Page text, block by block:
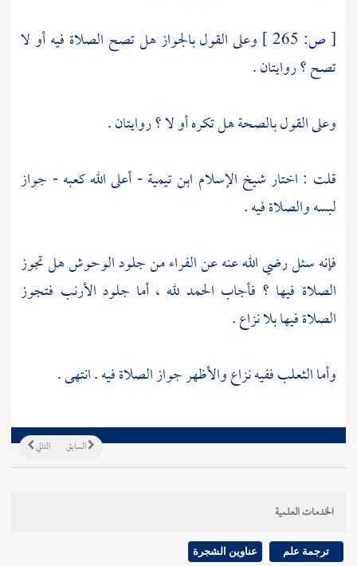
[ص:
وعلى القول بالجواز هل تصح الصلاة فيه أو لا
تصح ؟ روايتان .
وعلى القول بالصحة هل تكره أو لا ؟ روايتان .
قلت : اختار شيخ الإسلام ابن تيمية- أعلى الله كعبه - جواز
لبسه والصلاة فيه .
فإنه سئل رضي الله عنه عن الفراء من جلود الوحوش هل تجوز
الصلاة فيها ؟ فأجاب الحمد لله ، أما جلود الأرنب فتجوز
الصلاة فيها بلا نزاع .
وأما الثعلب ففيه نزاع والأظهر جواز الصلاة فيه . انتهى .
التالي السابق
الخدمات العلمية
ترجمة علم عناوين الشجرة